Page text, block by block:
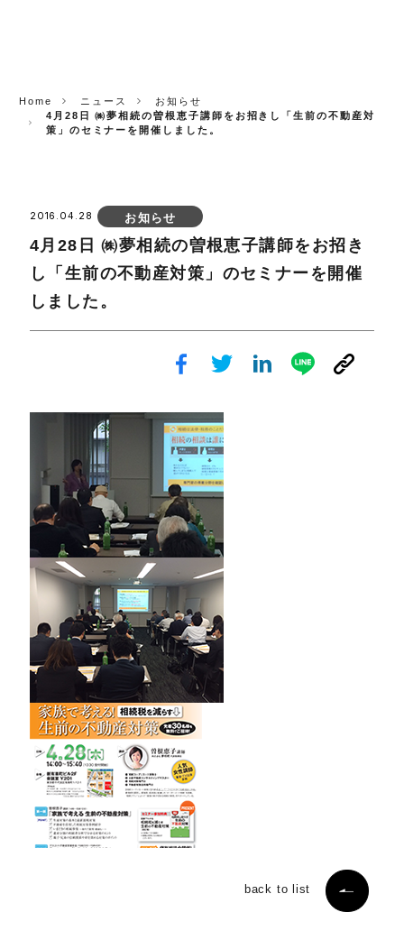
Home ニュース
お知らせ
4月28日 ㈱夢相続の曽根恵子講師をお招きし「生前の不動産対
策」のセミナーを開催しました。
2016.04.28 お知らせ
4月28日 ㈱夢相続の曽根恵子講師をお招き
し「生前の不動産対策」のセミナーを開催
しました。
back to list